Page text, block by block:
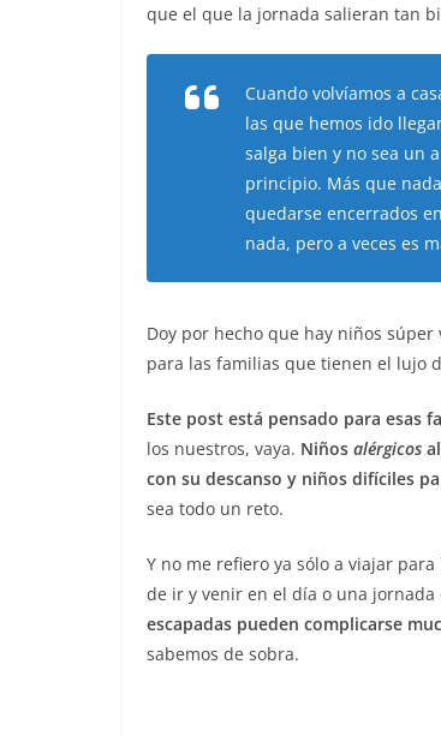
que el que la jornada salieran tan
Cuando volvíamos a
las que hemos ido
salga bien y no sea un
principio. Más que
quedarse encerrados
nada, pero a veces es
Doy por hecho que hay niños
para las familias que tienen el lujo
Este post está pensado para esas
los nuestros, vaya. Niños alérgicos
con su descanso y niños difíciles
sea todo un reto.
Y no me refiero ya sólo a viajar
de ir y venir en el día o una jornada
escapadas pueden complicarse
sabemos de sobra.